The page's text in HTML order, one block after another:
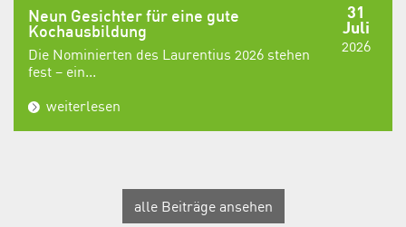
31
Juli
2026
Neun Gesichter für eine gute
Kochausbildung
Die Nominierten des Laurentius 2026 stehen
fest – ein...
weiterlesen
alle Beiträge ansehen